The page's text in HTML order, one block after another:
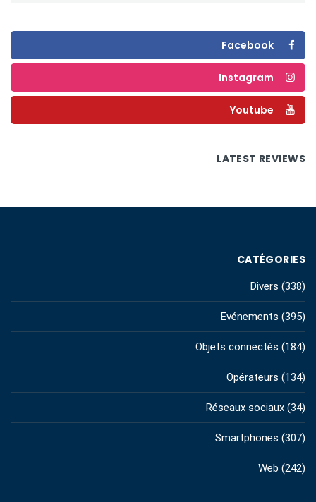
Facebook
Instagram
Youtube
LATEST REVIEWS
CATÉGORIES
Divers (338)
Evénements (395)
Objets connectés (184)
Opérateurs (134)
Réseaux sociaux (34)
Smartphones (307)
Web (242)